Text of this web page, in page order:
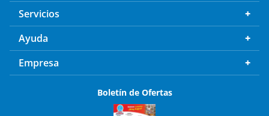
Servicios
Ayuda
Empresa
Boletín de Ofertas